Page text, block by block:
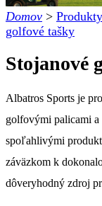
Domov > Produkty
golfové tašky
Stojanové
Albatros Sports je
golfovými palicami
spoľahlivými
záväzkom k
dôveryhodný zdroj